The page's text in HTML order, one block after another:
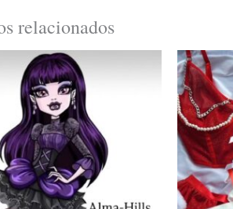
relacionados
producto
tiene
múltiples
variantes.
Las
opciones
se